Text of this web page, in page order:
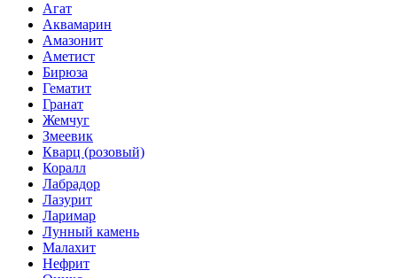
Агат
Аквамарин
Амазонит
Аметист
Бирюза
Гематит
Гранат
Жемчуг
Змеевик
Кварц (розовый)
Коралл
Лабрадор
Лазурит
Ларимар
Лунный камень
Малахит
Нефрит